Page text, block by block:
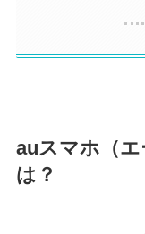
auスマホ（エ
は？